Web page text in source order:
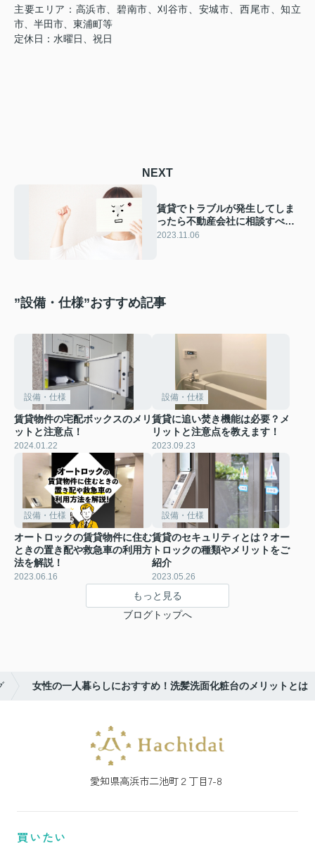
主要エリア：高浜市、碧南市、刈谷市、安城市、西尾市、知立
市、半田市、東浦町等
定休日：水曜日、祝日
NEXT
賃貸でトラブルが発生してしま
ったら不動産会社に相談すべ
き？ベストな解決策
2023.11.06
”設備・仕様”おすすめ記事
設備・仕様
賃貸物件の宅配ボックスのメリ
ットと注意点！
2024.01.22
設備・仕様
賃貸に追い焚き機能は必要？メ
リットと注意点を教えます！
2023.09.23
設備・仕様
オートロックの賃貸物件に住む
ときの置き配や救急車の利用方
法を解説！
2023.06.16
設備・仕様
賃貸のセキュリティとは？オー
トロックの種類やメリットをご
紹介
2023.05.26
もっと見る
ブログトップへ
女性の一人暮らしにおすすめ！洗髪洗面化粧台のメリットとは
愛知県高浜市二池町２丁目7-8
買いたい